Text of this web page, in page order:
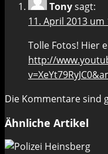
Tonysagt:
11. April 2013 um
Tolle Fotos! Hier
http://
Die Kommentare sind
Ähnliche Artikel